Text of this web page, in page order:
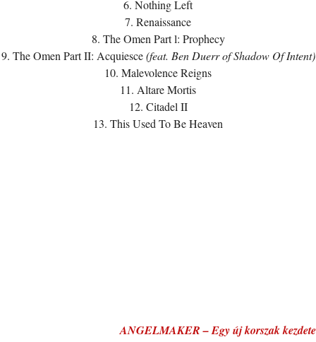
6. Nothing Left
7. Renaissance
8. The Omen Part l: Prophecy
9. The Omen Part II: Acquiesce(feat. Ben Duerr of Shadow Of Intent)
10. Malevolence Reigns
11. Altare Mortis
12. Citadel II
13. This Used To Be Heaven
ANGELMAKER – Egy új korszak kezdete